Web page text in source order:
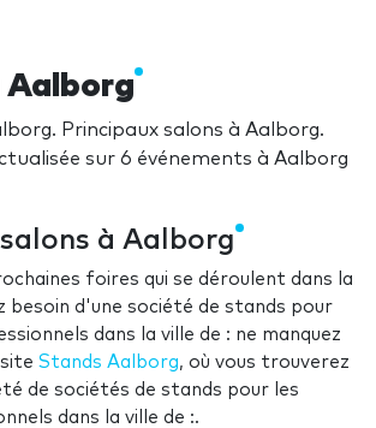
Aalborg
Principaux salons à Aalborg.
sur 6 événements à Aalborg
à Aalborg
foires qui se déroulent dans la
besoin d'une société de stands pour
dans la ville de : ne manquez
Stands Aalborg, où vous trouverez
de sociétés de stands pour les
dans la ville de :.